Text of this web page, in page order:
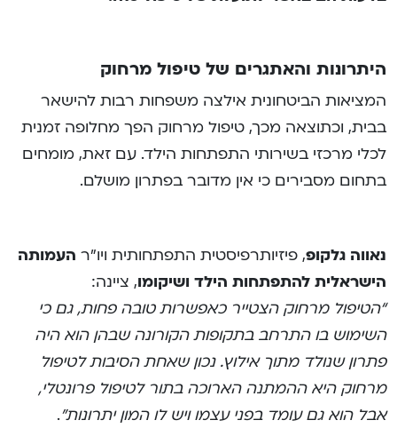
היתרונות והאתגרים של טיפול מרחוק
המציאות הביטחונית אילצה משפחות רבות להישאר
בבית, וכתוצאה מכך, טיפול מרחוק הפך מחלופה זמנית
לכלי מרכזי בשירותי התפתחות הילד. עם זאת, מומחים
בתחום מסבירים כי אין מדובר בפתרון מושלם.
נאווה גלקופ, פיזיותרפיסטית התפתחותית ויו”ר העמותה
הישראלית להתפתחות הילד ושיקומו, ציינה:
“הטיפול מרחוק הצטייר כאפשרות טובה פחות, גם כי
השימוש בו התרחב בתקופות הקורונה שבהן הוא היה
פתרון שנולד מתוך אילוץ. נכון שאחת הסיבות לטיפול
מרחוק היא ההמתנה הארוכה בתור לטיפול פרונטלי,
אבל הוא גם עומד בפני עצמו ויש לו המון יתרונות”.​